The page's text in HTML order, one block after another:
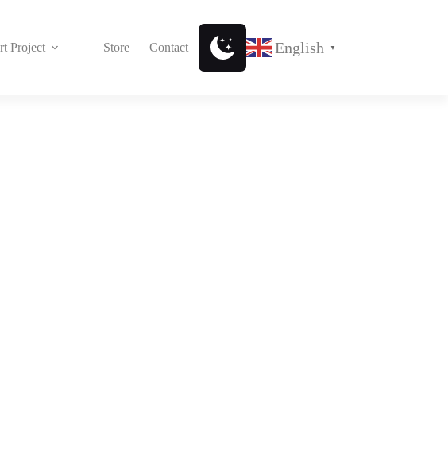
Project Store Contact English ▼